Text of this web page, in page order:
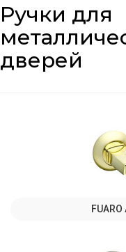
Ручки для
дверей